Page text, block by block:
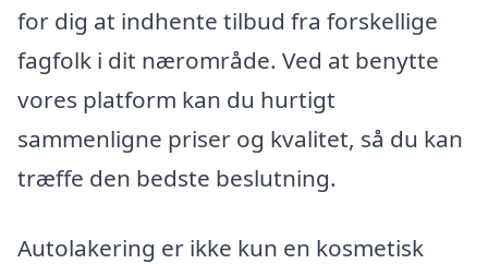
for dig at indhente tilbud fra forskellige
fagfolk i dit nærområde. Ved at benytte
vores platform kan du hurtigt
sammenligne priser og kvalitet, så du kan
træffe den bedste beslutning.
Autolakering er ikke kun en kosmetisk